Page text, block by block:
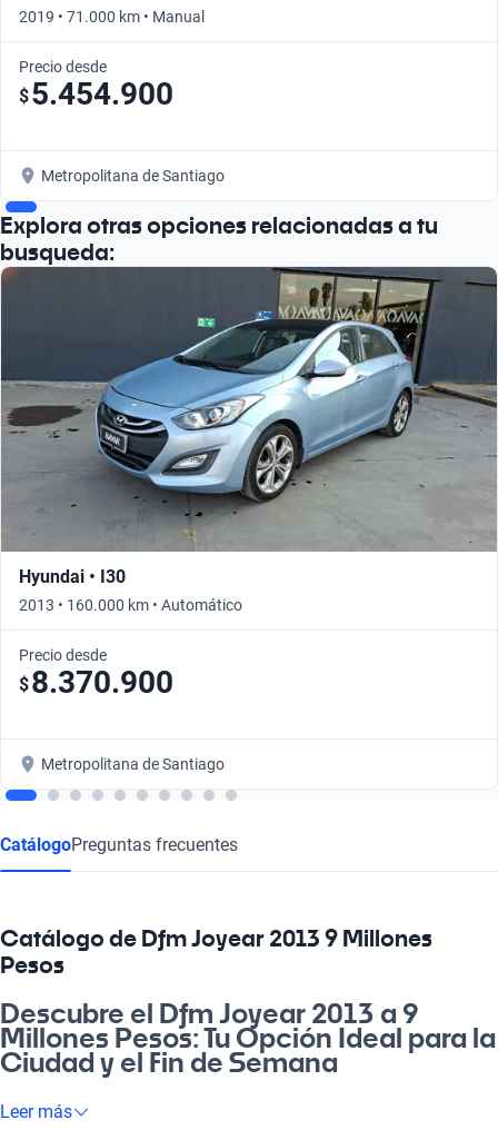
2019 • 71.000 km • Manual
Precio desde
$5.454.900
Metropolitana de Santiago
Explora otras opciones relacionadas a tu
busqueda:
Hyundai • I30
2013 • 160.000 km • Automático
Precio desde
$8.370.900
Metropolitana de Santiago
CatálogoPreguntas frecuentes
Catálogo de Dfm Joyear 2013 9 Millones
Pesos
Descubre el Dfm Joyear 2013 a 9
Millones Pesos: Tu Opción Ideal para la
Ciudad y el Fin de Semana
¿Cachai lo bueno que es tener un auto que se adapta a tu vida?
Leer más